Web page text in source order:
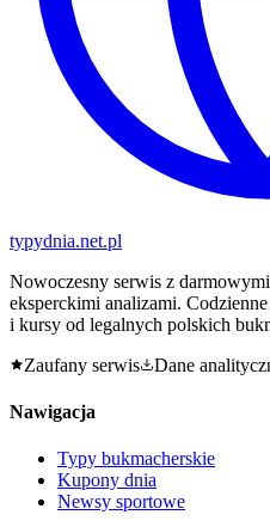
typydnia.net.pl
Nowoczesny serwis z
eksperckimi analizami.
i kursy od legalnych polskich
Zaufany serwis
Dane
Nawigacja
Typy bukmacherskie
Kupony dnia
Newsy sportowe